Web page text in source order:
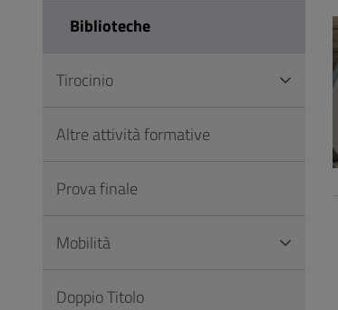
Biblioteche
Tirocinio
Altre attività formative
Prova finale
Mobilità
Doppio Titolo